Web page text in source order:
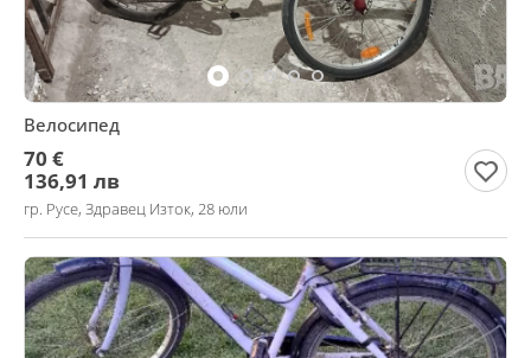
Велосипед
70 €
136,91 лв
гр. Русе, Здравец Изток, 28 юли